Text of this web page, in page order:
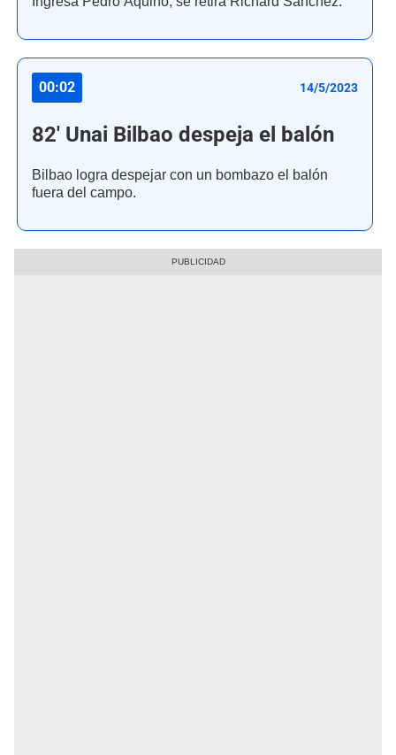
00:02 14/5/2023
82' Unai Bilbao despeja el balón
Bilbao logra despejar con un bombazo el balón
fuera del campo.